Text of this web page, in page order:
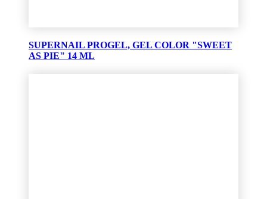
SUPERNAIL PROGEL, GEL COLOR "SWEET
AS PIE" 14 ML